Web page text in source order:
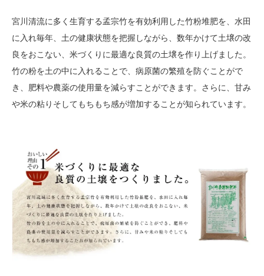
宮川清流に多く生育する孟宗竹を有効利用した竹粉堆肥を、水田
に入れ毎年、土の健康状態を把握しながら、数年かけて土壌の改
良をおこない、米づくりに最適な良質の土壌を作り上げました。
竹の粉を土の中に入れることで、病原菌の繁殖を防ぐことがで
き、肥料や農薬の使用量を減らすことができます。さらに、甘み
や米の粘りそしてもちもち感が増加することが知られています。